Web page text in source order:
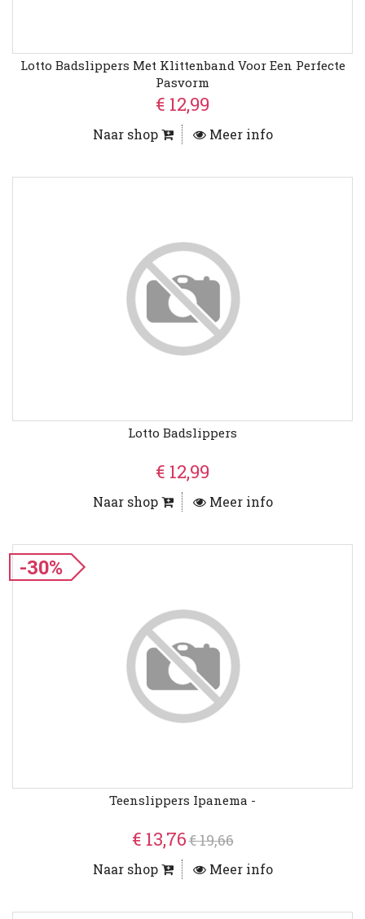
Lotto Badslippers Met Klittenband Voor Een Perfecte
Pasvorm
€ 12,99
Naar shop Meer info
Lotto Badslippers
€ 12,99
Naar shop Meer info
-30%
Teenslippers Ipanema -
€ 13,76€ 19,66
Naar shop Meer info